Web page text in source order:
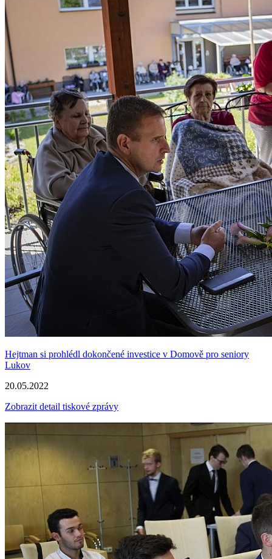
Hejtman si prohlédl dokončené investice v Domově pro seniory
Lukov
20.05.2022
Zobrazit detail tiskové zprávy